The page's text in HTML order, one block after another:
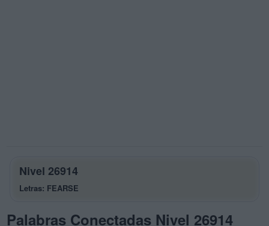
Nivel 26914
Letras: FEARSE
Palabras Conectadas Nivel 26914